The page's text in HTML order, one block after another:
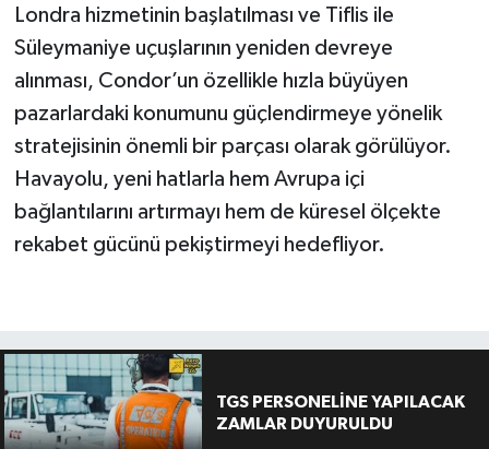
Londra hizmetinin başlatılması ve Tiflis ile
Süleymaniye uçuşlarının yeniden devreye
alınması, Condor’un özellikle hızla büyüyen
pazarlardaki konumunu güçlendirmeye yönelik
stratejisinin önemli bir parçası olarak görülüyor.
Havayolu, yeni hatlarla hem Avrupa içi
bağlantılarını artırmayı hem de küresel ölçekte
rekabet gücünü pekiştirmeyi hedefliyor.
TGS PERSONELİNE YAPILACAK
ZAMLAR DUYURULDU